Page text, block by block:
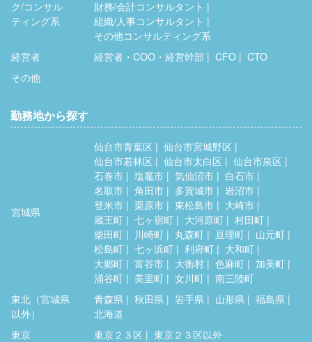
ク/コンサル
ティング系
財務/会計コンサルタント
組織/人事コンサルタント
その他コンサルティング系
経営者
経営者・COO・経営幹部 CFO
CTO
その他
勤務地から探す
宮城県
仙台市青葉区
仙台市宮城野区
仙台市若林区
仙台市太白区
仙台市泉区
石巻市
塩竈市 気仙沼市
白石市
名取市
角田市 多賀城市
岩沼市
登米市
栗原市 東松島市
大崎市
蔵王町
七ヶ宿町 大河原町
村田町
柴田町
川崎町 丸森町 亘理町
山元町
松島町
七ヶ浜町 利府町
大和町
大郷町
富谷市 大衡村 色麻町
加美町
涌谷町
美里町 女川町
南三陸町
東北（宮城県
以外）
青森県 秋田県 岩手県 山形県
福島県
北海道
東京
東京２３区 東京２３区以外